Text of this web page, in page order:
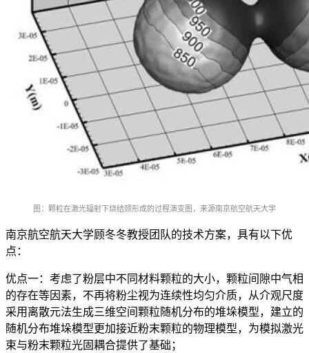
图：颗粒在激光辐射下烧结颈形成的过程演变图， 来源南京航空航天大学
南京航空航天大学顾冬冬教授团队的技术方案，具有以下优
点：
优点一：考虑了粉层中不同材料颗粒的大小，颗粒间隙中气相
的存在等因素，不再将粉尘视为连续性均匀介质，从介观尺度
采用离散元法生成三维空间颗粒随机分布的堆垛模型，建立的
随机分布堆垛模型更加接近粉末颗粒的物理模型，为模拟激光
束与粉末颗粒光固耦合提供了基础；